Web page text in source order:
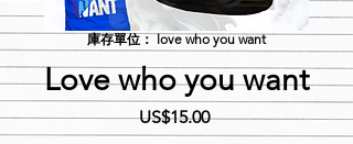
庫存單位： love who you want
Love who you want
US$15.00價
格